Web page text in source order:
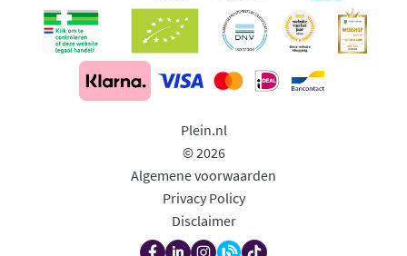
Plein.nl
© 2026
Algemene voorwaarden
Privacy Policy
Disclaimer